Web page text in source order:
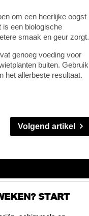
om een heerlijke oogst
is een biologische
smaak en geur zorgt.
genoeg voeding voor
buiten. Gebruik
het allerbeste resultaat.
Volgend artikel
START